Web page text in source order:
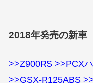
2018年発売の新車
>>Z900RS >>PCX
>>GSX-R125ABS